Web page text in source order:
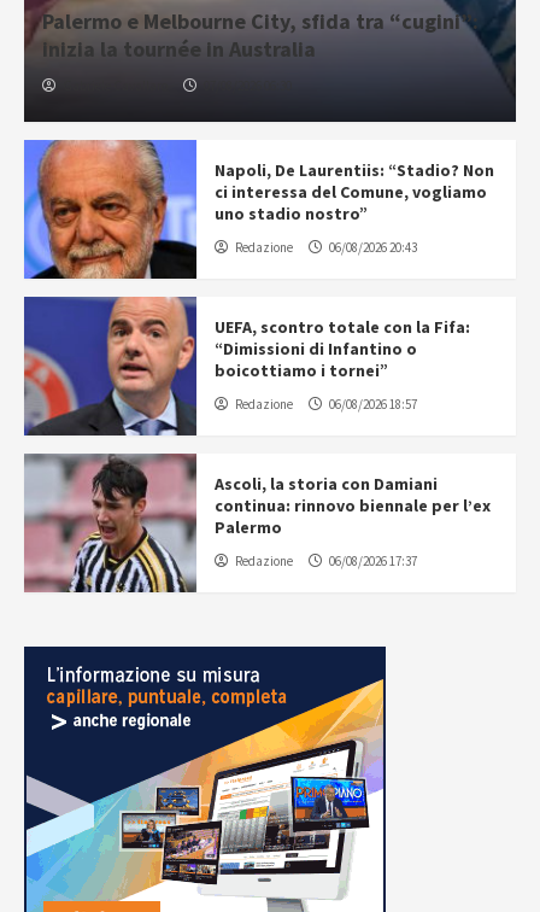
Palermo e Melbourne City, sfida tra “cugini”:
inizia la tournée in Australia
Napoli, De Laurentiis: “Stadio? Non
ci interessa del Comune, vogliamo
uno stadio nostro”
Redazione 06/08/2026 20:43
UEFA, scontro totale con la Fifa:
“Dimissioni di Infantino o
boicottiamo i tornei”
Redazione 06/08/2026 18:57
Ascoli, la storia con Damiani
continua: rinnovo biennale per l’ex
Palermo
Redazione 06/08/2026 17:37